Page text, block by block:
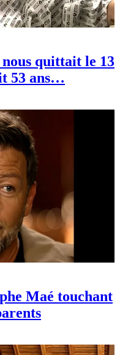
Maé touchant
pas le sport